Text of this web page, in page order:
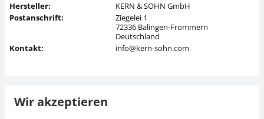
Hersteller:
KERN & SOHN GmbH
Postanschrift:
Ziegelei 1
72336 Balingen-Frommern
Deutschland
Kontakt:
info@kern-sohn.com
Wir akzeptieren